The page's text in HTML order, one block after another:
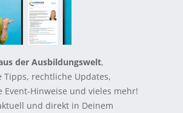
der Ausbildungswelt,
Tipps, rechtliche Updates,
Event-Hinweise und vieles mehr!
und direkt in Deinem